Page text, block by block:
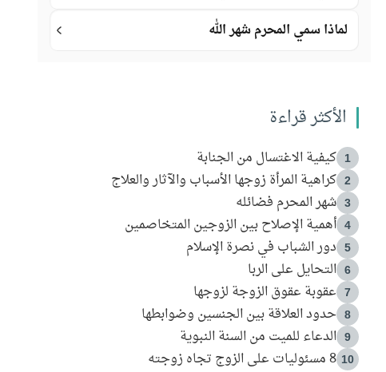
لماذا سمي المحرم شهر الله
الأكثر قراءة
1 كيفية الاغتسال من الجنابة
2 كراهية المرأة زوجها الأسباب والآثار والعلاج
3 شهر المحرم فضائله
4 أهمية الإصلاح بين الزوجين المتخاصمين
5 دور الشباب في نصرة الإسلام
6 التحايل على الربا
7 عقوبة عقوق الزوجة لزوجها
8 حدود العلاقة بين الجنسين وضوابطها
9 الدعاء للميت من السنة النبوية
10 8 مسئوليات على الزوج تجاه زوجته